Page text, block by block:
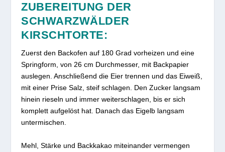
ZUBEREITUNG DER
SCHWARZWÄLDER
KIRSCHTORTE:
Zuerst den Backofen auf 180 Grad vorheizen und eine
Springform, von 26 cm Durchmesser, mit Backpapier
auslegen. Anschließend die Eier trennen und das Eiweiß,
mit einer Prise Salz, steif schlagen. Den Zucker langsam
hinein rieseln und immer weiterschlagen, bis er sich
komplett aufgelöst hat. Danach das Eigelb langsam
untermischen.
Mehl, Stärke und Backkakao miteinander vermengen